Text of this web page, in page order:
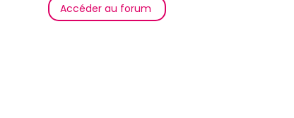
Accéder au forum